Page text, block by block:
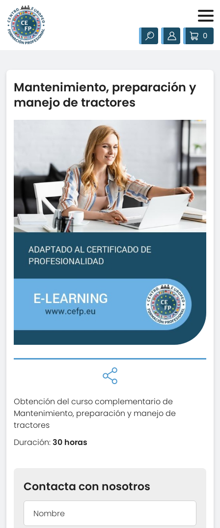
0
Mantenimiento, preparación y
manejo de tractores
Obtención del curso complementario de
Mantenimiento, preparación y manejo de
tractores
Duración:30 horas
Contacta con nosotros